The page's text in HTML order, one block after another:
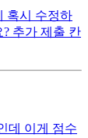
혹시 수정하
추가 제출 칸
데 이게 점수